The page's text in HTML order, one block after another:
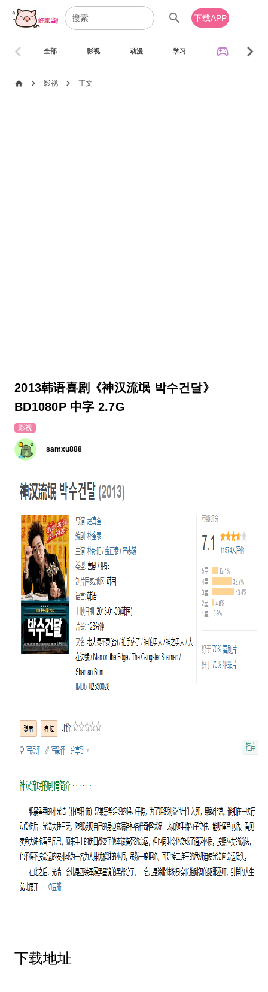
search 下载APP
全部 影视 动漫 学习 sports_esports
chevron_left chevron_right
home chevron_right 影视 chevron_right 正文
2013韩语喜剧《神汉流氓 박수건달》
BD1080P 中字 2.7G
影视
samxu888
下载地址